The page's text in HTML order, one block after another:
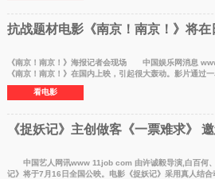
抗战题材电影《南京！南京！》将在
《南京！南京！》海报记者会现场 中国娱乐网消息
《南京！南京！》在国内上映，引起很大轰动。影片通过
京大屠杀期间的
看电影
《捉妖记》主创做客《一票难求》
中国艺人网讯www 11job com 由许诚毅导演,白百何、井柏然联合主演的3D奇幻电影《捉妖
记》将于7月16日全国公映。电影《捉妖记》采用真人结